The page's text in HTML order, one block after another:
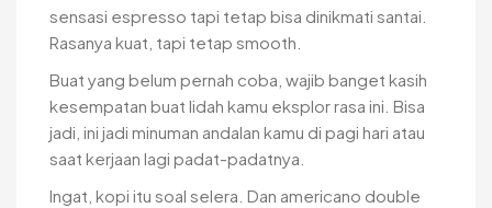
sensasi espresso tapi tetap bisa dinikmati santai.
Rasanya kuat, tapi tetap smooth.
Buat yang belum pernah coba, wajib banget kasih
kesempatan buat lidah kamu eksplor rasa ini. Bisa
jadi, ini jadi minuman andalan kamu di pagi hari atau
saat kerjaan lagi padat-padatnya.
Ingat, kopi itu soal selera. Dan americano double